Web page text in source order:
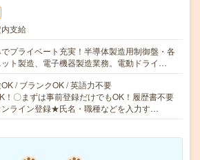
支給
プライベート充実！半導体製造用制御盤・各
ト製造、電子機器製造業務。電動ドライ…
/ ブランクOK / 英語力不要
〇まずは事前登録だけでもOK！履歴書不要
ンライン登録★氏名・職種などを入力す…